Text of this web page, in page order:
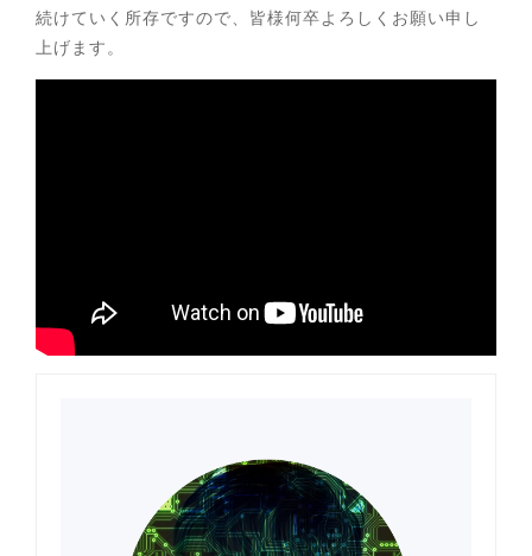
続けていく所存ですので、皆様何卒よろしくお願い申し
上げます。